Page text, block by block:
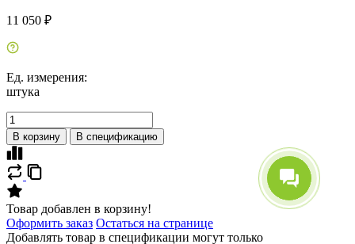
11 050 ₽
Ед. измерения:
штука
В корзину В спецификацию
Товар добавлен в корзину!
Оформить заказ Остаться на странице
Добавлять товар в спецификации могут только